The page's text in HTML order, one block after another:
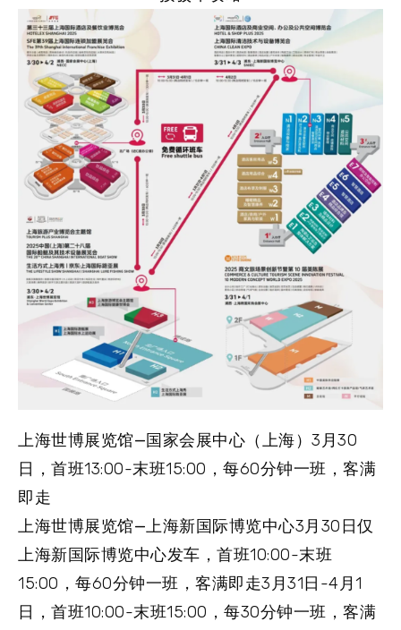
上海世博展览馆—国家会展中心（上海） 3月30
日，首班13:00-末班15:00，每60分钟一班，客满
即走
上海世博展览馆—上海新国际博览中心3月30日仅
上海新国际博览中心发车，首班10:00-末班
15:00，每60分钟一班，客满即走3月31日-4月1
日，首班10:00-末班15:00，每30分钟一班，客满